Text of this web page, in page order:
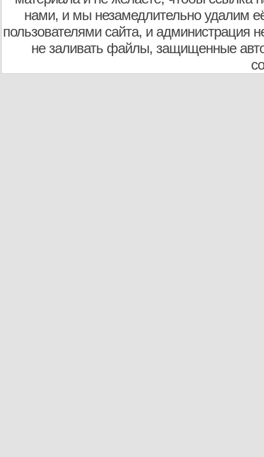
нами, и мы незамедлительно удалим
пользователями сайта, и администрация
не заливать файлы, защищенные